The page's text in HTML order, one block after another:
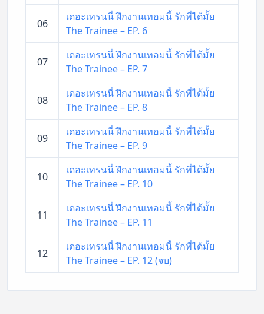
06
เดอะเทรนนี่ ฝึกงานเทอมนี้ รักพี่ได้มั้ย
The Trainee – EP. 6
07
เดอะเทรนนี่ ฝึกงานเทอมนี้ รักพี่ได้มั้ย
The Trainee – EP. 7
08
เดอะเทรนนี่ ฝึกงานเทอมนี้ รักพี่ได้มั้ย
The Trainee – EP. 8
09
เดอะเทรนนี่ ฝึกงานเทอมนี้ รักพี่ได้มั้ย
The Trainee – EP. 9
10
เดอะเทรนนี่ ฝึกงานเทอมนี้ รักพี่ได้มั้ย
The Trainee – EP. 10
11
เดอะเทรนนี่ ฝึกงานเทอมนี้ รักพี่ได้มั้ย
The Trainee – EP. 11
12
เดอะเทรนนี่ ฝึกงานเทอมนี้ รักพี่ได้มั้ย
The Trainee – EP. 12 (จบ)